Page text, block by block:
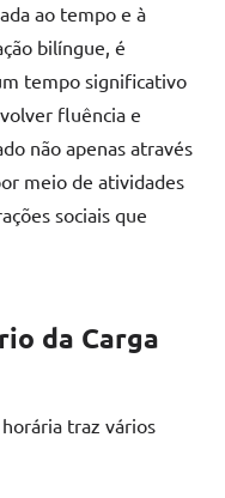
ao tempo e à
bilíngue, é
tempo significativo
fluência e
não apenas através
meio de atividades
sociais que
da Carga
traz vários